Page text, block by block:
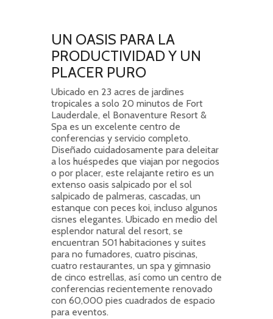
UN OASIS PARA LA
PRODUCTIVIDAD Y UN
PLACER PURO
Ubicado en 23 acres de jardines
tropicales a solo 20 minutos de Fort
Lauderdale, el Bonaventure Resort &
Spa es un excelente centro de
conferencias y servicio completo.
Diseñado cuidadosamente para deleitar
a los huéspedes que viajan por negocios
o por placer, este relajante retiro es un
extenso oasis salpicado por el sol
salpicado de palmeras, cascadas, un
estanque con peces koi, incluso algunos
cisnes elegantes. Ubicado en medio del
esplendor natural del resort, se
encuentran 501 habitaciones y suites
para no fumadores, cuatro piscinas,
cuatro restaurantes, un spa y gimnasio
de cinco estrellas, así como un centro de
conferencias recientemente renovado
con 60,000 pies cuadrados de espacio
para eventos.